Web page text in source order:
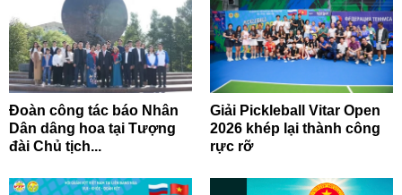
Đoàn công tác báo Nhân
Dân dâng hoa tại Tượng
đài Chủ tịch...
Giải Pickleball Vitar Open
2026 khép lại thành công
rực rỡ